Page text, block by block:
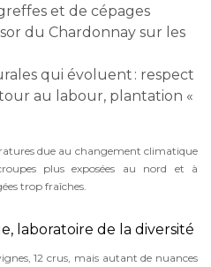
et de cépages
du Chardonnay sur les
qui évoluent : respect
au labour, plantation «
due au changement climatique
plus exposées au nord et à
trop fraîches.
laboratoire de la diversité
12 crus, mais autant de nuances